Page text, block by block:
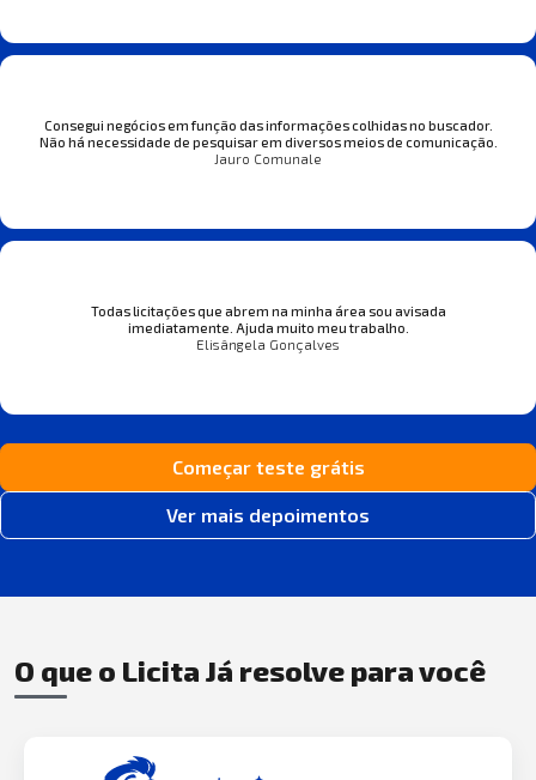
Consegui negócios em função das informações colhidas no buscador.
Não há necessidade de pesquisar em diversos meios de comunicação.
Jauro Comunale
Todas licitações que abrem na minha área sou avisada
imediatamente. Ajuda muito meu trabalho.
Elisângela Gonçalves
Começar teste grátis
Ver mais depoimentos
O que o Licita Já resolve para você